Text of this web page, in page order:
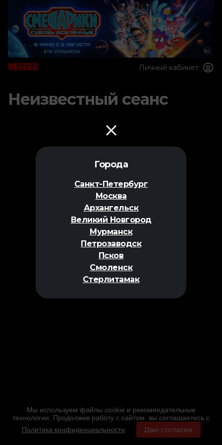
Города
Санкт-Петербург
Москва
Архангельск
Великий Новгород
Мурманск
Петрозаводск
Псков
Смоленск
Стерлитамак
Личный кабинет
Неизвестный сеанс
Мы используем файлы cookie и рекомендательные
технологии. Продолжив работу с сайтом, вы соглашаетесь с
Политика конфиденциальности
Даю согласие